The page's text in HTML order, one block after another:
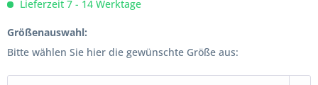
Lieferzeit 7 - 14 Werktage
Größenauswahl:
Bitte wählen Sie hier die gewünschte Größe aus: